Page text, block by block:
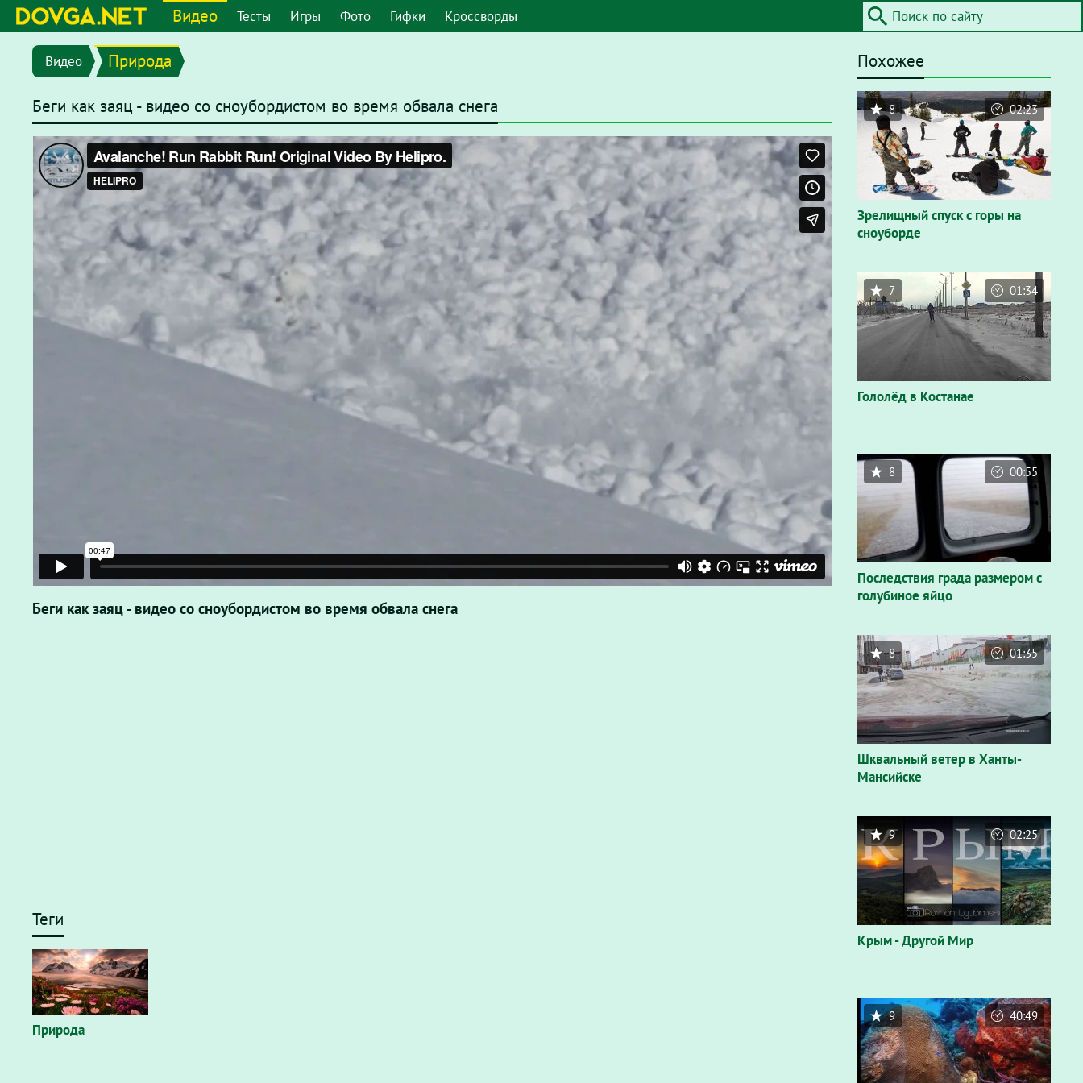
Видео Тесты Игры Фото Гифки Кроссворды
Видео Природа
Беги как заяц - видео со сноубордистом во время обвала снега
Беги как заяц - видео со сноубордистом во время обвала снега
Теги
Природа
Похожее
Зрелищный спуск с горы на
сноуборде
8 02:23
Гололёд в Костанае
7 01:34
Последствия града размером с
голубиное яйцо
8 00:55
Шквальный ветер в Ханты-
Мансийске
8 01:35
Крым - Другой Мир
9 02:25
9 40:49